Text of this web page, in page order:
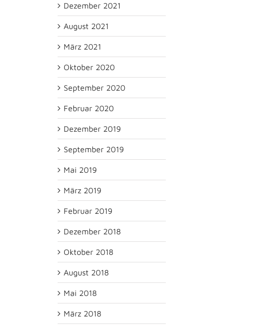
Dezember 2021
August 2021
März 2021
Oktober 2020
September 2020
Februar 2020
Dezember 2019
September 2019
Mai 2019
März 2019
Februar 2019
Dezember 2018
Oktober 2018
August 2018
Mai 2018
März 2018